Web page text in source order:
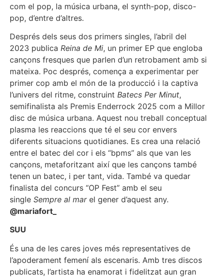
com el pop, la música urbana, el synth-pop, disco-
pop, d’entre d’altres.
Després dels seus dos primers singles, l’abril del
2023 publica Reina de Mi, un primer EP que engloba
cançons fresques que parlen d’un retrobament amb si
mateixa. Poc després, comença a experimentar per
primer cop amb el món de la producció i la captiva
l’univers del ritme, construint Batecs Per Minut,
semifinalista als Premis Enderrock 2025 com a Millor
disc de música urbana. Aquest nou treball conceptual
plasma les reaccions que té el seu cor envers
diferents situacions quotidianes. Es crea una relació
entre el batec del cor i els “bpms” als que van les
cançons, metaforitzant així que les cançons també
tenen un batec, i per tant, vida. També va quedar
finalista del concurs “OP Fest” amb el seu
single Sempre al mar el gener d’aquest any.
@mariafort_
SUU
És una de les cares joves més representatives de
l’apoderament femení als escenaris. Amb tres discos
publicats, l’artista ha enamorat i fidelitzat aun gran